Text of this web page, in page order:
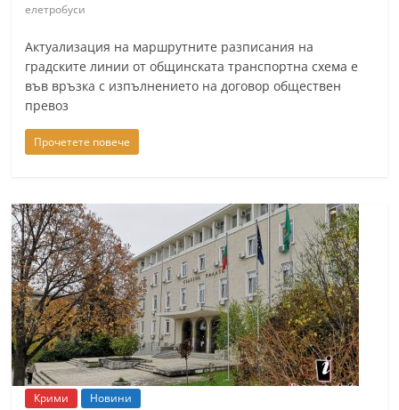
елетробуси
Актуализация на маршрутните разписания на
градските линии от общинската транспортна схема е
във връзка с изпълнението на договор обществен
превоз
Прочетете повече
Крими Новини